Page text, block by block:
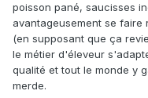
poisson pané, saucisses
avantageusement se faire
(en supposant que ça
le métier d'éleveur
qualité et tout le monde y
merde.